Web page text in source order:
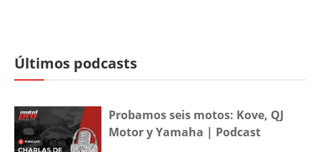
Últimos podcasts
Probamos seis motos: Kove, QJ
Motor y Yamaha | Podcast